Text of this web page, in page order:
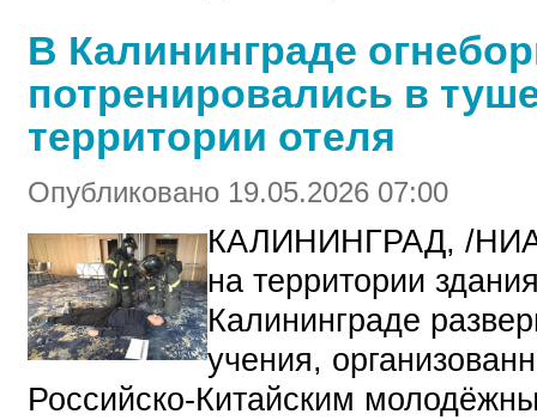
В Калининграде
потренировались в
территории отеля
Опубликовано 19.05.2026 07:00
КАЛИНИНГРАД, /
на территории
Калининграде
учения,
Российско-Китайским